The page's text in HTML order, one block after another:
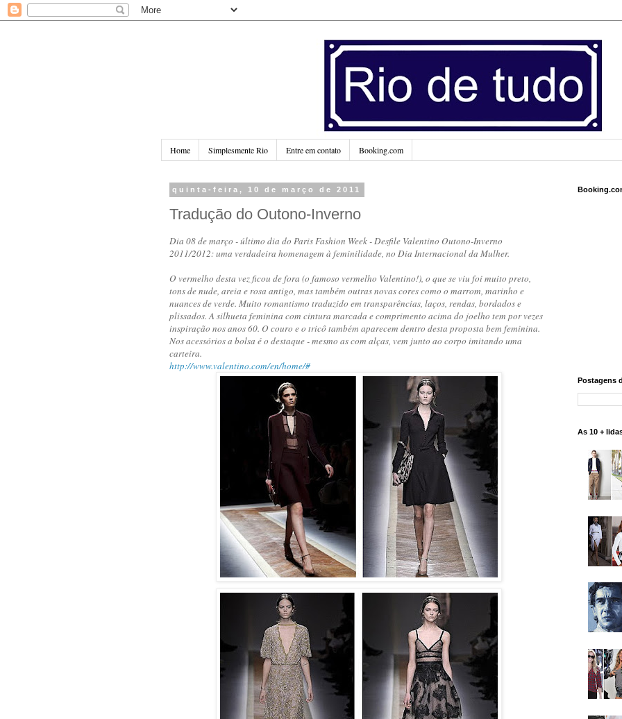
Home Simplesmente Rio Entre em contato Booking.com
quinta-feira, 10 de março de 2011
Tradução do Outono-Inverno
Dia 08 de março - último dia do Paris Fashion Week - Desfile Valentino Outono-Inverno
2011/2012: uma verdadeira homenagem à feminilidade, no Dia Internacional da Mulher.
O vermelho desta vez ficou de fora (o famoso vermelho Valentino!), o que se viu foi muito preto,
tons denude, areia e rosa antigo, mas também outras novas cores como o marrom, marinho e
nuances de verde. Muito romantismo traduzido em transparências, laços, rendas, bordados e
plissados. A silhueta feminina com cintura marcada e comprimento acima do joelho tem por vezes
inspiração nos anos 60. O couro e o tricô também aparecem dentro desta proposta bem feminina.
Nos acessórios a bolsa é o destaque - mesmo as com alças, vem junto ao corpo imitando uma
carteira.
http://www.valentino.com/en/home/#
Postagens
As 10 +